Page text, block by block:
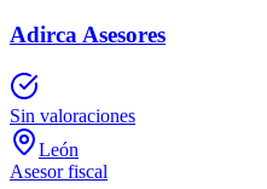
Adirca Asesores
Sin valoraciones
León
Asesor fiscal